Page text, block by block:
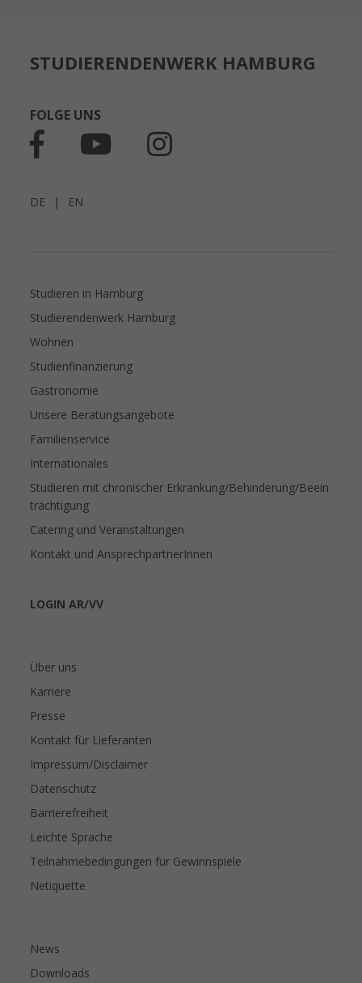
STUDIERENDENWERK HAMBURG
FOLGE UNS
DE | EN
Studieren in Hamburg
Studierendenwerk Hamburg
Wohnen
Studienfinanzierung
Gastronomie
Unsere Beratungsangebote
Familienservice
Internationales
Studieren mit chronischer Erkrankung/Behinderung/Beein
trächtigung
Catering und Veranstaltungen
Kontakt und AnsprechpartnerInnen
LOGIN AR/VV
Über uns
Karriere
Presse
Kontakt für Lieferanten
Impressum/Disclaimer
Datenschutz
Barrierefreiheit
Leichte Sprache
Teilnahmebedingungen für Gewinnspiele
Netiquette
News
Downloads